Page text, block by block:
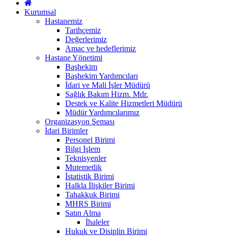
Kurumsal
Hastanemiz
Tarihçemiz
Değerlerimiz
Amaç ve hedeflerimiz
Hastane Yönetimi
Başhekim
Başhekim Yardımcıları
İdari ve Mali İşler Müdürü
Sağlık Bakım Hizm. Mdr.
Destek ve Kalite Hizmetleri Müdürü
Müdür Yardımcılarımız
Organizasyon Şeması
İdari Birimler
Personel Birimi
Bilgi İşlem
Teknisyenler
Mutemetlik
İstatistik Birimi
Halkla İlişkiler Birimi
Tahakkuk Birimi
MHRS Birimi
Satın Alma
İhaleler
Hukuk ve Disiplin Birimi